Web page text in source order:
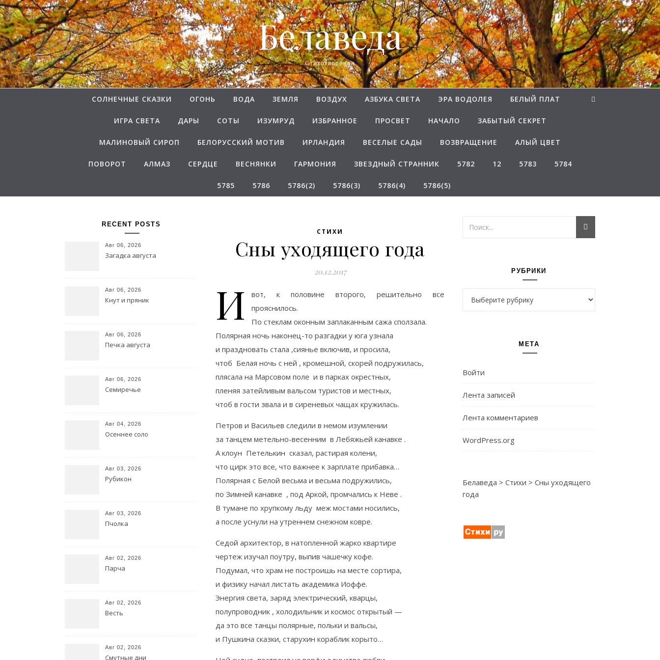
Перейти к содержимому
Белаведа
Стихотворения
СОЛНЕЧНЫЕ СКАЗКИ ОГОНЬ ВОДА ЗЕМЛЯ ВОЗДУХ АЗБУКА СВЕТА ЭРА ВОДОЛЕЯ БЕЛЫЙ ПЛАТ
ИГРА СВЕТА ДАРЫ СОТЫ ИЗУМРУД ИЗБРАННОЕ ПРОСВЕТ НАЧАЛО ЗАБЫТЫЙ СЕКРЕТ
МАЛИНОВЫЙ СИРОП БЕЛОРУССКИЙ МОТИВ ИРЛАНДИЯ ВЕСЕЛЫЕ САДЫ ВОЗВРАЩЕНИЕ АЛЫЙ ЦВЕТ
ПОВОРОТ АЛМАЗ СЕРДЦЕ ВЕСНЯНКИ ГАРМОНИЯ ЗВЕЗДНЫЙ СТРАННИК 5782 12 5783 5784
5785 5786 5786(2) 5786(3) 5786(4) 5786(5)
RECENT POSTS
Авг 06, 2026
Загадка августа
Авг 06, 2026
Кнут и пряник
Авг 06, 2026
Печка августа
Авг 06, 2026
Семиречье
Авг 04, 2026
Осеннее соло
Авг 03, 2026
Рубикон
Авг 03, 2026
Пчолка
Авг 02, 2026
Парча
Авг 02, 2026
Весть
Авг 02, 2026
Смутные дни
СТИХИ
Сны уходящего года
20.12.2017
И
вот, к половине второго, решительно все
прояснилось.
По стеклам оконным заплаканным сажа сползала.
Полярная ночь наконец-то разгадки у юга узнала
и праздновать стала ,сиянье включив, и просила,
чтоб Белая ночь с ней , кромешной, скорей подружилась,
плясала на Марсовом поле и в парках окрестных,
пленяя затейливым вальсом туристов и местных,
чтоб в гости звала и в сиреневых чащах кружилась.
Петров и Васильев следили в немом изумлении
за танцем метельно-весенним в Лебяжьей канавке .
А клоун Петелькин сказал, растирая колени,
что цирк это все, что важнее к зарплате прибавка…
Полярная с Белой весьма и весьма подружились,
по Зимней канавке , под Аркой, промчались к Неве .
В тумане по хрупкому льду меж мостами носились,
а после уснули на утреннем снежном ковре.
Седой архитектор, в натопленной жарко квартире
чертеж изучал поутру, выпив чашечку кофе.
Подумал, что храм не построишь на месте сортира,
и физику начал листать академика Иоффе.
Энергия света, заряд электрический, кварцы,
полупроводник , холодильник и космос открытый —
да это все танцы полярные, польки и вальсы,
и Пушкина сказки, старухин кораблик корыто…
РУБРИКИ
МЕТА
Войти
Лента записей
Лента комментариев
WordPress.org
Белаведа > Стихи > Сны уходящего
года